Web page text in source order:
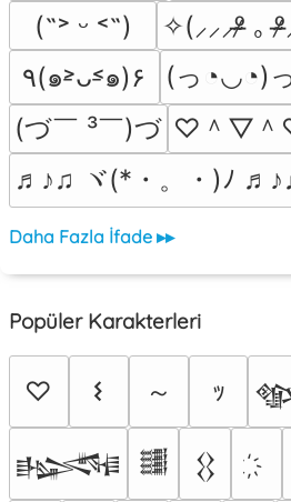
(˶˃ ᵕ ˂˶) ✧(⸝⸝⸝ᵒ̴̶̷ ｡
٩(๑˃̵ᴗ˂̵๑)۶
(っ◔◡◔)
(づ￣ ³￣)づ ♡＾▽
♬♪♫ ヾ(*・。・)ﾉ
Daha Fazla İfade ▸▸
Popüler Karakterleri
♡ 𐌔 ～ ｯ
𒈙 𒌃
𒌐